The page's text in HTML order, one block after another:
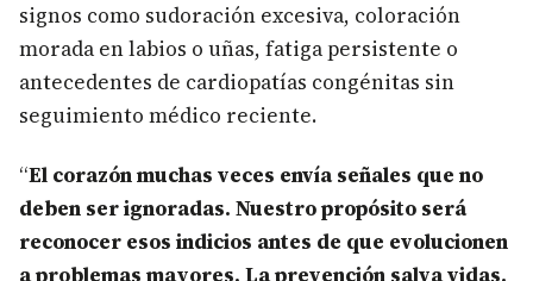
signos como sudoración excesiva, coloración
morada en labios o uñas, fatiga persistente o
antecedentes de cardiopatías congénitas sin
seguimiento médico reciente.
“El corazón muchas veces envía señales que no
deben ser ignoradas. Nuestro propósito será
reconocer esos indicios antes de que evolucionen
a problemas mayores. La prevención salva vidas,